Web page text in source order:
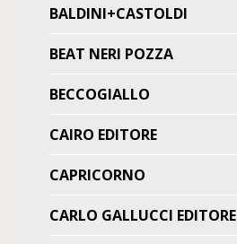
BALDINI+CASTOLDI
BEAT NERI POZZA
BECCOGIALLO
CAIRO EDITORE
CAPRICORNO
CARLO GALLUCCI EDITORE